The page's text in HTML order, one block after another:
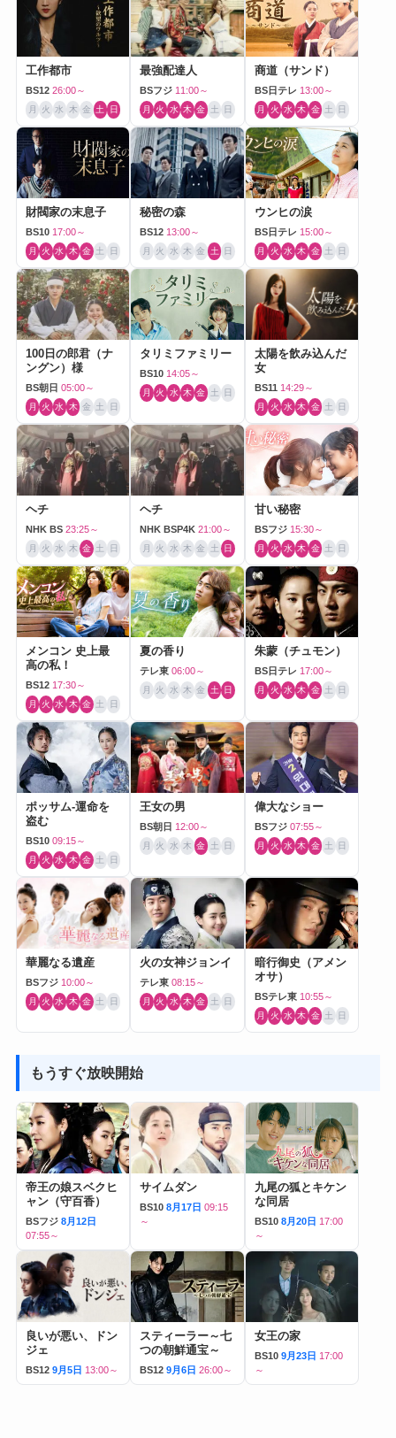
工作都市
BS12 26:00～
月 火 水 木 金 土 日
最強配達人
BSフジ 11:00～
月 火 水 木 金 土 日
商道（サンド）
BS日テレ 13:00～
月 火 水 木 金 土 日
財閥家の末息子
BS10 17:00～
月 火 水 木 金 土 日
秘密の森
BS12 13:00～
月 火 水 木 金 土 日
ウンヒの涙
BS日テレ 15:00～
月 火 水 木 金 土 日
100日の郎君（ナ
ングン）様
BS朝日 05:00～
月 火 水 木 金 土 日
タリミファミリー
BS10 14:05～
月 火 水 木 金 土 日
太陽を飲み込んだ
女
BS11 14:29～
月 火 水 木 金 土 日
ヘチ
NHK BS 23:25～
月 火 水 木 金 土 日
ヘチ
NHK BSP4K 21:00～
月 火 水 木 金 土 日
甘い秘密
BSフジ 15:30～
月 火 水 木 金 土 日
メンコン 史上最
高の私！
BS12 17:30～
月 火 水 木 金 土 日
夏の香り
テレ東 06:00～
月 火 水 木 金 土 日
朱蒙（チュモン）
BS日テレ 17:00～
月 火 水 木 金 土 日
ポッサム-運命を
盗む
BS10 09:15～
月 火 水 木 金 土 日
王女の男
BS朝日 12:00～
月 火 水 木 金 土 日
偉大なショー
BSフジ 07:55～
月 火 水 木 金 土 日
華麗なる遺産
BSフジ 10:00～
月 火 水 木 金 土 日
火の女神ジョンイ
テレ東 08:15～
月 火 水 木 金 土 日
暗行御史（アメン
オサ）
BSテレ東 10:55～
月 火 水 木 金 土 日
もうすぐ放映開始
帝王の娘スベクヒ
ャン（守百香）
BSフジ 8月12日
07:55～
サイムダン
BS10 8月17日 09:15
～
九尾の狐とキケン
な同居
BS10 8月20日 17:00
～
良いが悪い、ドン
ジェ
BS12 9月5日 13:00～
スティーラー～七
つの朝鮮通宝～
BS12 9月6日 26:00～
女王の家
BS10 9月23日 17:00
～